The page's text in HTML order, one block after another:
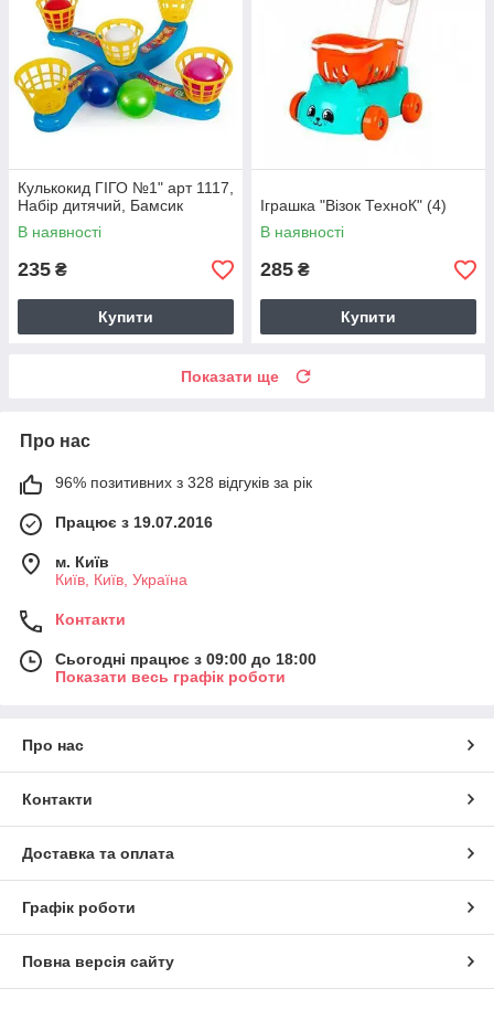
Кулькокид ГІГО №1" арт 1117,
Набір дитячий, Бамсик
В наявності
235 ₴
Купити
Іграшка "Візок ТехноК" (4)
В наявності
285 ₴
Купити
Показати ще
Про нас
96% позитивних з 328 відгуків за рік
Працює з 19.07.2016
м. Київ
Київ, Київ, Україна
Контакти
Сьогодні працює з 09:00 до 18:00
Показати весь графік роботи
Про нас
Контакти
Доставка та оплата
Графік роботи
Повна версія сайту